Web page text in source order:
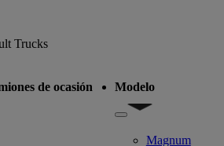
Trucks
de ocasión
de camiones de ocasión
Modelo
Show submenu for
Magnum